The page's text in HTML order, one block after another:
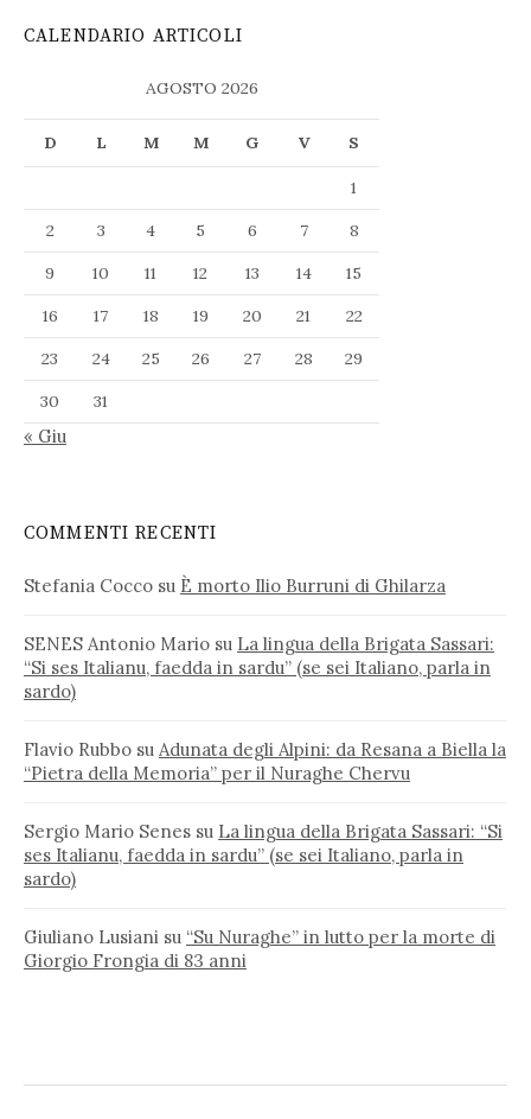
CALENDARIO ARTICOLI
AGOSTO 2026
D L M M G V S
1
2
3 4 5 6 7
8
9
10 11 12 13 14
15
16
17 18 19 20 21
22
23
24 25 26 27 28
29
30
31
« Giu
COMMENTI RECENTI
Stefania Cocco su È morto Ilio Burruni di Ghilarza
SENES Antonio Mario su La lingua della Brigata Sassari:
“Si ses Italianu, faedda in sardu” (se sei Italiano, parla in
sardo)
Flavio Rubbo su Adunata degli Alpini: da Resana a Biella la
“Pietra della Memoria” per il Nuraghe Chervu
Sergio Mario Senes su La lingua della Brigata Sassari: “Si
ses Italianu, faedda in sardu” (se sei Italiano, parla in
sardo)
Giuliano Lusiani su “Su Nuraghe” in lutto per la morte di
Giorgio Frongia di 83 anni